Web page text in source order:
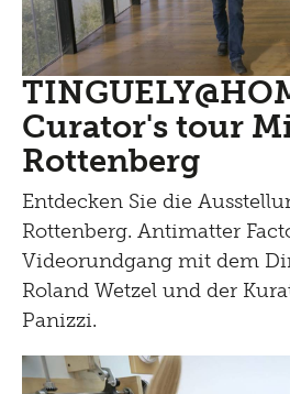
Curator's tour
Rottenberg
Entdecken Sie die
Rottenberg. Antimatter
Videorundgang mit dem
Roland Wetzel und der
Panizzi.